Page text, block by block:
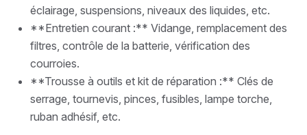
éclairage, suspensions, niveaux des liquides, etc.
**Entretien courant :** Vidange, remplacement des
filtres, contrôle de la batterie, vérification des
courroies.
**Trousse à outils et kit de réparation :** Clés de
serrage, tournevis, pinces, fusibles, lampe torche,
ruban adhésif, etc.